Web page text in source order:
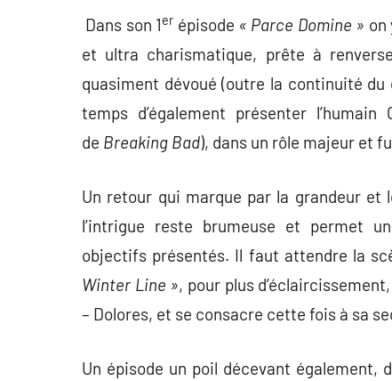
Dans son 1er épisode « Parce Domine » on
et ultra charismatique, prête à
quasiment dévoué (outre la continuité du
temps d’également présenter l’humain
de Breaking Bad), dans un rôle majeur et
Un retour qui marque par la grandeur et
l’intrigue reste brumeuse et permet
objectifs présentés. Il faut attendre la
Winter Line », pour plus
– Dolores, et se consacre cette fois à sa
Un épisode un poil décevant également,